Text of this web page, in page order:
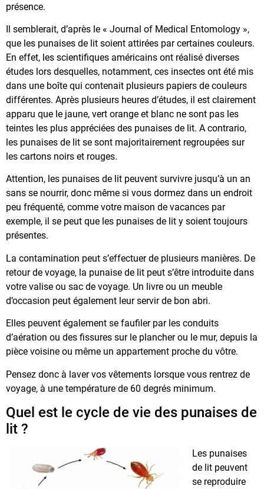
présence.
Il semblerait, d’après le « Journal of Medical Entomology »,
que les punaises de lit soient attirées par certaines couleurs.
En effet, les scientifiques américains ont réalisé diverses
études lors desquelles, notamment, ces insectes ont été mis
dans une boîte qui contenait plusieurs papiers de couleurs
différentes. Après plusieurs heures d’études, il est clairement
apparu que le jaune, vert orange et blanc ne sont pas les
teintes les plus appréciées des punaises de lit. A contrario,
les punaises de lit se sont majoritairement regroupées sur
les cartons noirs et rouges.
Attention, les punaises de lit peuvent survivre jusqu’à un an
sans se nourrir, donc même si vous dormez dans un endroit
peu fréquenté, comme votre maison de vacances par
exemple, il se peut que les punaises de lit y soient toujours
présentes.
La contamination peut s’effectuer de plusieurs manières. De
retour de voyage, la punaise de lit peut s’être introduite dans
votre valise ou sac de voyage. Un livre ou un meuble
d’occasion peut également leur servir de bon abri.
Elles peuvent également se faufiler par les conduits
d’aération ou des fissures sur le plancher ou le mur, depuis la
pièce voisine ou même un appartement proche du vôtre.
Pensez donc à laver vos vêtements lorsque vous rentrez de
voyage, à une température de 60 degrés minimum.
Quel est le cycle de vie des punaises de
lit ?
Les punaises
de lit peuvent
se reproduire